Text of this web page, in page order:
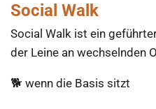
Social Walk
Social Walk ist ein
der Leine an wechselnden
​🐕 wenn die Basis sitzt